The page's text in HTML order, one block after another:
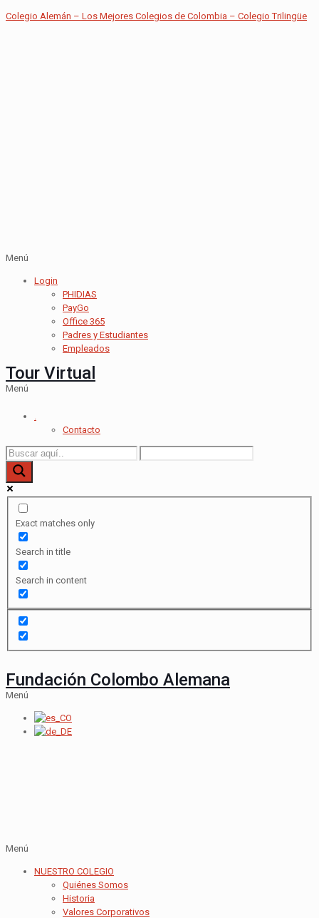
Colegio Alemán – Los Mejores Colegios de Colombia – Colegio Trilingüe
Menú
Login
PHIDIAS
PayGo
Office 365
Padres y Estudiantes
Empleados
Tour Virtual
Menú
.
Contacto
Exact matches only
Search in title
Search in content
Fundación Colombo Alemana
Menú
Menú
NUESTRO COLEGIO
Quiénes Somos
Historia
Valores Corporativos